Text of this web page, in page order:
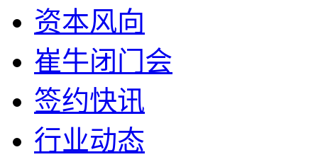
资本风向
崔牛闭门会
签约快讯
行业动态